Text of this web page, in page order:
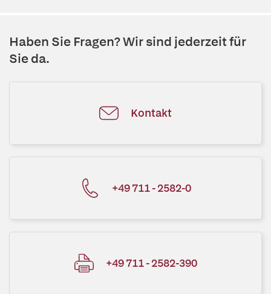
Haben Sie Fragen? Wir sind jederzeit für
Sie da.
Kontakt
+49 711 - 2582-0
+49 711 - 2582-390